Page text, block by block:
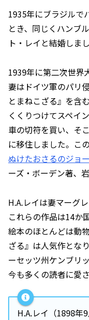
1935年にブラジルで
とき、同じくハンブ
ト・レイと結婚しまし
1939年に第二次世界
妻はドイツ軍のパリ
とまねこざる』を含
くくりつけてスペイ
車の切符を買い、そ
に移住しました。こ
ぬけたおさるのジョ
ーズ・ボーデン著、
H.A.レイは妻マーグ
これらの作品は14か
絵本のほとんどは動
ざる』は人気作とな
ーセッツ州ケンブリ
今も多くの読者に愛
H.A.レイ（1898年